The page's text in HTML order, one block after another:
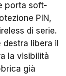
porta soft-
PIN,
di serie.
libera il
la visibilità
già